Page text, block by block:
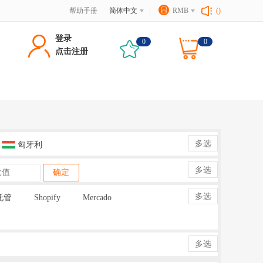
帮助手册 简体中文 RMB ()
登录
点击注册
0 0
匈牙利 多选
确定 多选
管 Shopify Mercado 多选
多选